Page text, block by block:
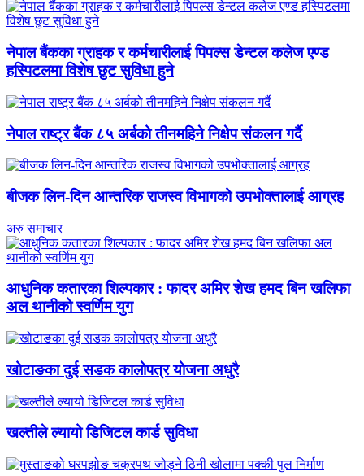
नेपाल बैंकका ग्राहक र कर्मचारीलाई पिपल्स डेन्टल कलेज एण्ड
हस्पिटलमा विशेष छुट सुविधा हुने
नेपाल राष्ट्र बैंक ८५ अर्बको तीनमहिने निक्षेप संकलन गर्दै
बीजक लिन-दिन आन्तरिक राजस्व विभागको उपभोक्तालाई आग्रह
अरु समाचार
आधुनिक कतारका शिल्पकार : फादर अमिर शेख हमद बिन खलिफा
अल थानीको स्वर्णिम युग
खोटाङका दुई सडक कालोपत्र योजना अधुरै
खल्तीले ल्यायो डिजिटल कार्ड सुविधा